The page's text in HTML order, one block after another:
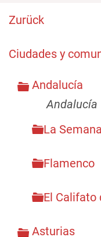
Zurück
Ciudades y
Andalucía
Andalucía
La
Flamenco
El Califato
Asturias